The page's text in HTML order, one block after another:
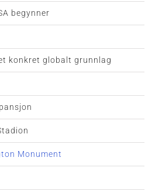
begynner
konkret globalt grunnlag
Monument